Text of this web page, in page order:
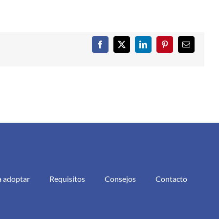
Facebook
X LinkedInPinterestCorreo
electrónico
adoptar Requisitos Consejos Contacto